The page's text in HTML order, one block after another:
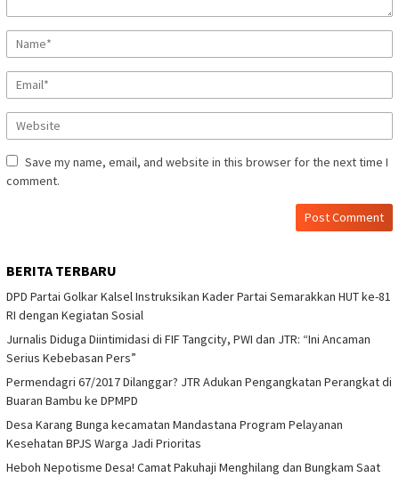
Save my name, email, and website in this browser for the next time I
comment.
BERITA TERBARU
DPD Partai Golkar Kalsel Instruksikan Kader Partai Semarakkan HUT ke-81
RI dengan Kegiatan Sosial
Jurnalis Diduga Diintimidasi di FIF Tangcity, PWI dan JTR: “Ini Ancaman
Serius Kebebasan Pers”
Permendagri 67/2017 Dilanggar? JTR Adukan Pengangkatan Perangkat di
Buaran Bambu ke DPMPD
Desa Karang Bunga kecamatan Mandastana Program Pelayanan
Kesehatan BPJS Warga Jadi Prioritas
Heboh Nepotisme Desa! Camat Pakuhaji Menghilang dan Bungkam Saat